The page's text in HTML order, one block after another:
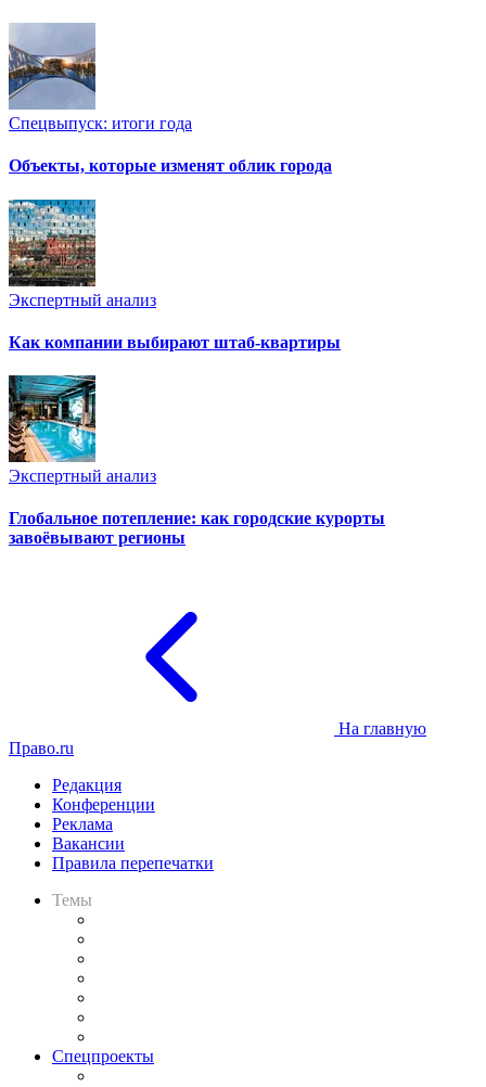
Спецвыпуск: итоги года
Объекты, которые изменят облик города
Экспертный анализ
Как компании выбирают штаб-квартиры
Экспертный анализ
Глобальное потепление: как городские курорты
завоёвывают регионы
На главную
Право.ru
Редакция
Конференции
Реклама
Вакансии
Правила перепечатки
Темы
Спецпроекты